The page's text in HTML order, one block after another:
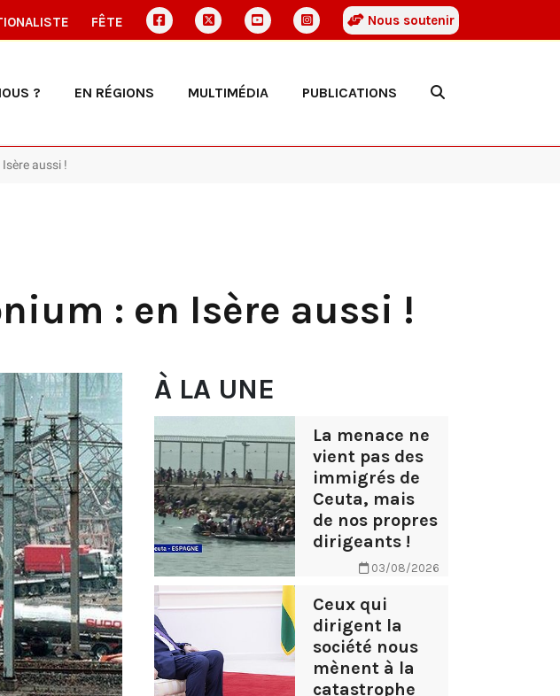
FÊTE Nous soutenir
? EN RÉGIONS MULTIMÉDIA PUBLICATIONS
aussi !
: en Isère aussi !
À LA UNE
La menace ne
vient pas des
immigrés de
Ceuta, mais
de nos propres
dirigeants !
03/08/2026
Ceux qui
dirigent la
société nous
mènent à la
catastrophe